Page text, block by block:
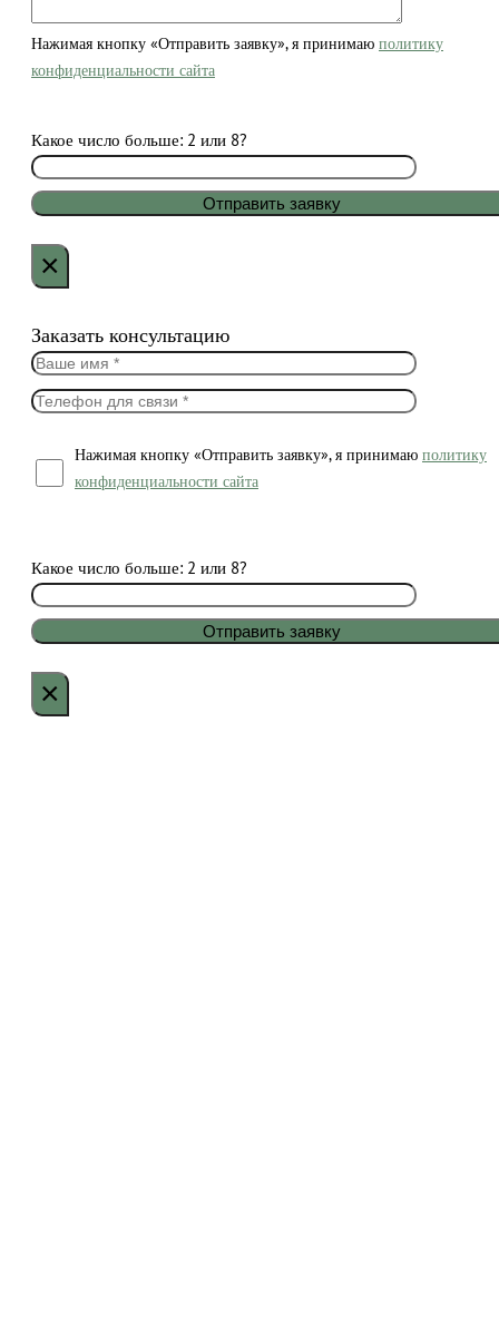
Нажимая кнопку «Отправить заявку», я принимаю политику
конфиденциальности сайта
Какое число больше: 2 или 8?
×
Заказать консультацию
Нажимая кнопку «Отправить заявку», я принимаю политику
конфиденциальности сайта
Какое число больше: 2 или 8?
×